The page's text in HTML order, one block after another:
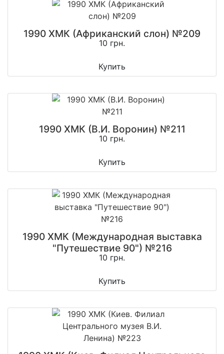
1990 ХМК (Африканский слон) №209
10 грн.
Купить
1990 ХМК (В.И. Воронин) №211
10 грн.
Купить
1990 ХМК (Международная выставка
"Путешествие 90") №216
10 грн.
Купить